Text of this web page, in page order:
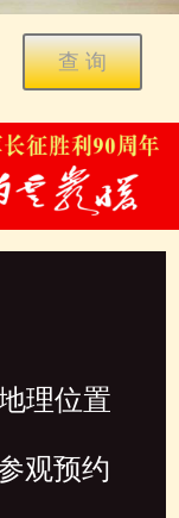
理位置
观预约